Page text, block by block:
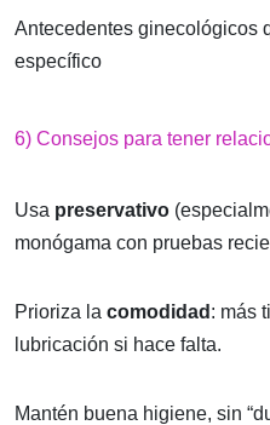
Antecedentes ginecológicos
específico
6) Consejos para tener
Usa preservativo
monógama con pruebas
Prioriza la comodidad : más
lubricación si hace falta.
Mantén buena higiene, sin